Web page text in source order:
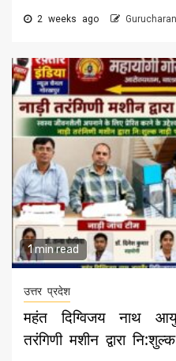
2 weeks ago
1 min read
उत्तर प्रदेश
महंत दिग्विजय नाथ
तरंगिणी मशीन द्वारा